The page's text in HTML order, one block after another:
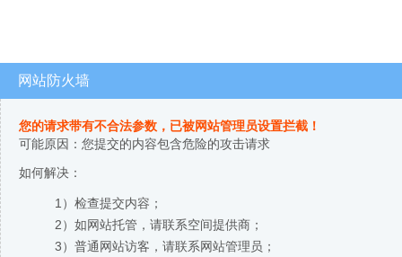
网站防火墙
您的请求带有不合法参数，已被网站管理员设置拦截！
可能原因：您提交的内容包含危险的攻击请求
如何解决：
1）检查提交内容；
2）如网站托管，请联系空间提供商；
3）普通网站访客，请联系网站管理员；